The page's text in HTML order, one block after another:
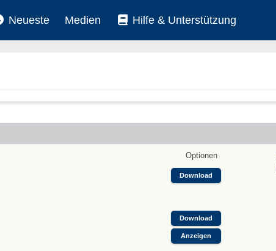
Neueste Medien Hilfe & Unterstützung
Optionen
Download
Download
Anzeigen